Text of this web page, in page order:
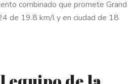
combinado que promete Grand
de 19.8 km/l y en ciudad de 18